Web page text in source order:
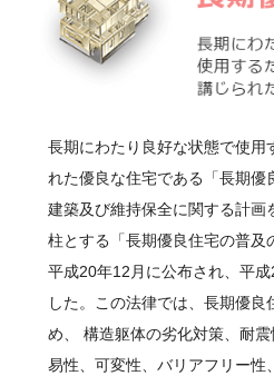
長期にわたり良好な状態で使用
れた優良な住宅である「長期優
建築及び維持保全に関する計画
柱とする「長期優良住宅の普及
平成20年12月に公布され、平
した。この法律では、長期優良
め、 構造躯体の劣化対策、耐
易性、可変性、バリアフリー性